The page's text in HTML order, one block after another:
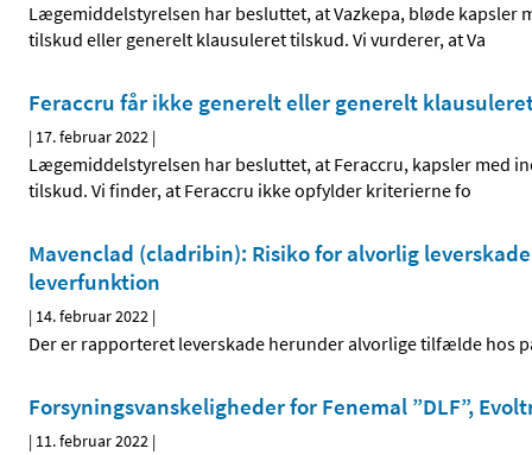
Lægemiddelstyrelsen har besluttet, at Vazkepa, bløde kapsler
tilskud eller generelt klausuleret tilskud. Vi vurderer, at Va
Feraccru får ikke generelt eller generelt
| 17. februar 2022 |
Lægemiddelstyrelsen har besluttet, at Feraccru, kapsler med
tilskud. Vi finder, at Feraccru ikke opfylder kriterierne fo
Mavenclad (cladribin): Risiko for alvorlig
leverfunktion
| 14. februar 2022 |
Der er rapporteret leverskade herunder alvorlige tilfælde hos
Forsyningsvanskeligheder for Fenemal ”DLF”,
| 11. februar 2022 |